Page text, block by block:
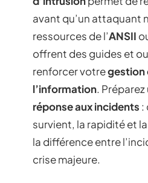
avant qu’un attaquant
ressources de l’ANSII
offrent des guides et
renforcer votregestion
l’information. Préparez
réponse aux incidents :
survient, la rapidité et
la différence entre
crise majeure.